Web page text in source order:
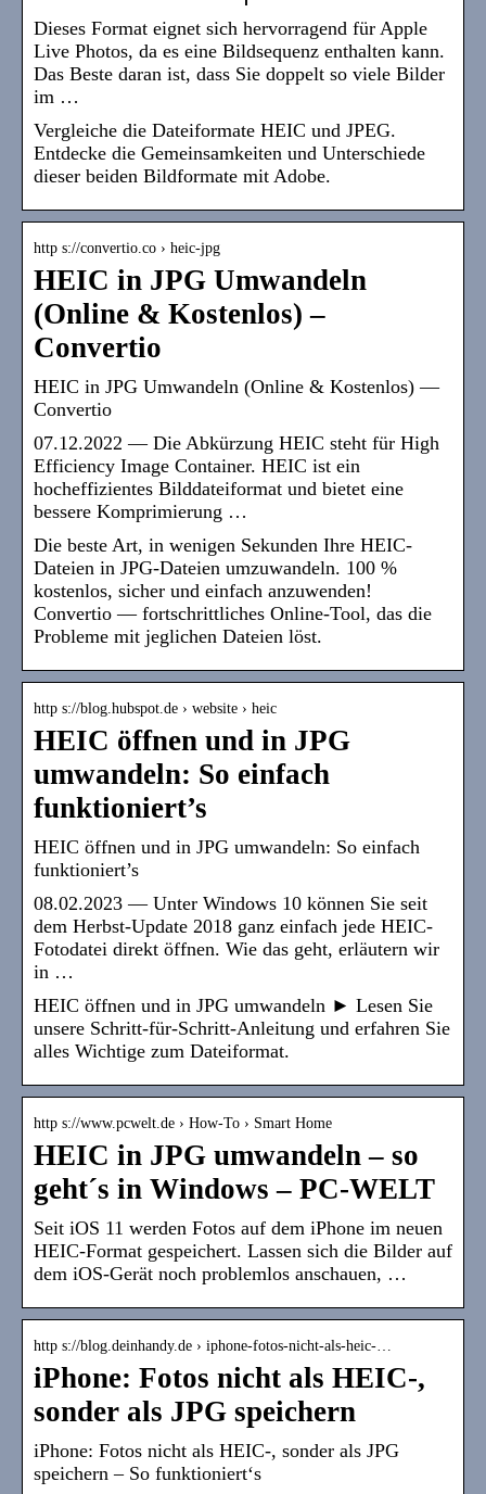
Dieses Format eignet sich hervorragend für Apple
Live Photos, da es eine Bildsequenz enthalten kann.
Das Beste daran ist, dass Sie doppelt so viele Bilder
im …
Vergleiche die Dateiformate HEIC und JPEG.
Entdecke die Gemeinsamkeiten und Unterschiede
dieser beiden Bildformate mit Adobe.
http s://convertio.co › heic-jpg
HEIC in JPG Umwandeln
(Online & Kostenlos) –
Convertio
HEIC in JPG Umwandeln (Online & Kostenlos) —
Convertio
07.12.2022 — Die Abkürzung HEIC steht für High
Efficiency Image Container. HEIC ist ein
hocheffizientes Bilddateiformat und bietet eine
bessere Komprimierung …
Die beste Art, in wenigen Sekunden Ihre HEIC-
Dateien in JPG-Dateien umzuwandeln. 100 %
kostenlos, sicher und einfach anzuwenden!
Convertio — fortschrittliches Online-Tool, das die
Probleme mit jeglichen Dateien löst.
http s://blog.hubspot.de › website › heic
HEIC öffnen und in JPG
umwandeln: So einfach
funktioniert’s
HEIC öffnen und in JPG umwandeln: So einfach
funktioniert’s
08.02.2023 — Unter Windows 10 können Sie seit
dem Herbst-Update 2018 ganz einfach jede HEIC-
Fotodatei direkt öffnen. Wie das geht, erläutern wir
in …
HEIC öffnen und in JPG umwandeln ► Lesen Sie
unsere Schritt-für-Schritt-Anleitung und erfahren Sie
alles Wichtige zum Dateiformat.
http s://www.pcwelt.de › How-To › Smart Home
HEIC in JPG umwandeln – so
geht´s in Windows – PC-WELT
Seit iOS 11 werden Fotos auf dem iPhone im neuen
HEIC-Format gespeichert. Lassen sich die Bilder auf
dem iOS-Gerät noch problemlos anschauen, …
http s://blog.deinhandy.de › iphone-fotos-nicht-als-heic-…
iPhone: Fotos nicht als HEIC-,
sonder als JPG speichern
iPhone: Fotos nicht als HEIC-, sonder als JPG
speichern – So funktioniert‘s